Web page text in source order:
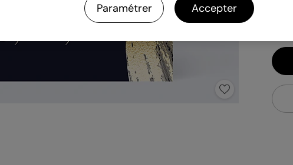
Paramétrer Accepter